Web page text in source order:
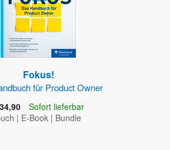
Fokus!
für Product Owner
Sofort lieferbar
| E-Book | Bundle